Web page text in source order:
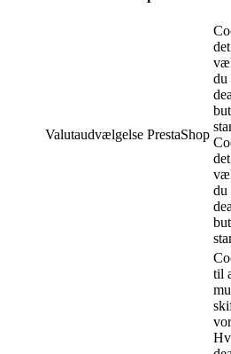
Valutaudvælgelse PrestaShop
du
du
til